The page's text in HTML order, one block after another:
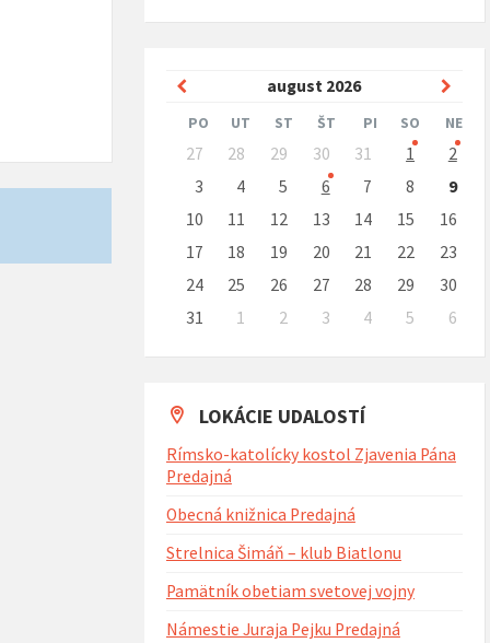
august 2026
Predchádzajúci
mesiac
PO UT ST ŠT PI SO NE
Preskočit
kalendárne
27 28 29 30 31 1
2
3
4 5 6 7 8
9
10
11 12 13 14 15
16
17
18 19 20 21 22
23
24
25 26 27 28 29
30
31
1 2 3 4 5
6
na
dni
LOKÁCIE UDALOSTÍ
Rímsko-katolícky kostol Zjavenia Pána
Predajná
Obecná knižnica Predajná
Strelnica Šimáň – klub Biatlonu
Pamätník obetiam svetovej vojny
Námestie Juraja Pejku Predajná